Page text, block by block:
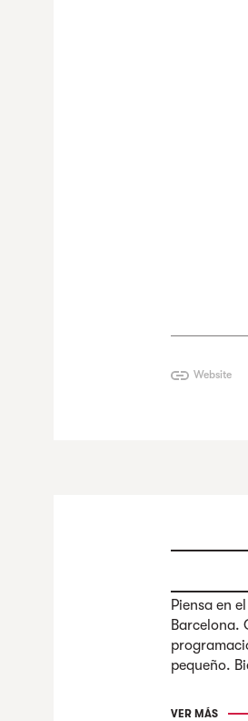
Website
Piensa en
Barcelona.
pequeño.
VER MÁS